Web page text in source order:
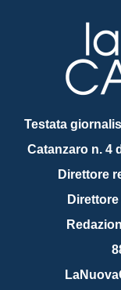
Testata
Catanzaro n. 4
Direttore